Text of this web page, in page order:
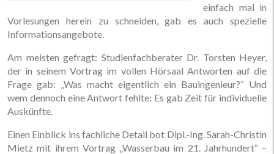
einfach mal in
Vorlesungen herein zu schneiden, gab es auch spezielle
Informationsangebote.
Am meisten gefragt: Studienfachberater Dr. Torsten Heyer,
der in seinem Vortrag im vollen Hörsaal Antworten auf die
Frage gab: „Was macht eigentlich ein Bauingenieur?“ Und
wem dennoch eine Antwort fehlte: Es gab Zeit für individuelle
Auskünfte.
Einen Einblick ins fachliche Detail bot Dipl.-Ing. Sarah-Christin
Mietz mit ihrem Vortrag „Wasserbau im 21. Jahrhundert“ –